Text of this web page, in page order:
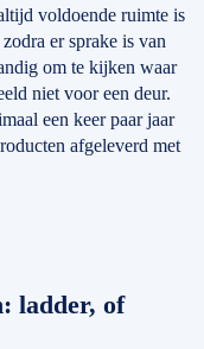
voldoende ruimte is
er sprake is van
om te kijken waar
niet voor een deur.
een keer paar jaar
afgeleverd met
ladder, of